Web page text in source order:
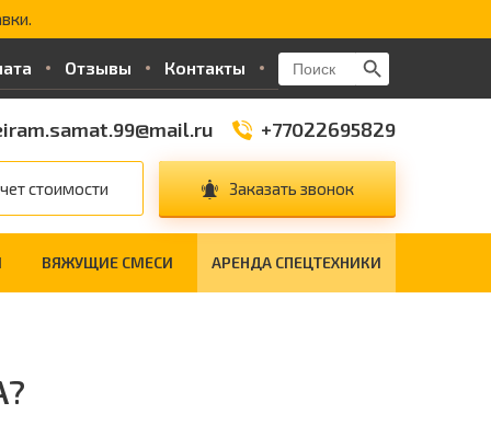
Отзывы Контакты
Search
for:
Search Button
+77022695829
стоимости Заказать звонок
ВЯЖУЩИЕ СМЕСИ АРЕНДА СПЕЦТЕХНИКИ